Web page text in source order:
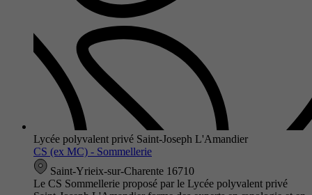
Lycée polyvalent privé Saint-Joseph L'Amandier
CS (ex MC) - Sommellerie
Saint-Yrieix-sur-Charente 16710
Le CS Sommellerie proposé par le Lycée polyvalent privé